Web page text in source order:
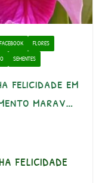
FACEBOOK
FLORES
SEMENTES
felicidade em
marav…
felicidade